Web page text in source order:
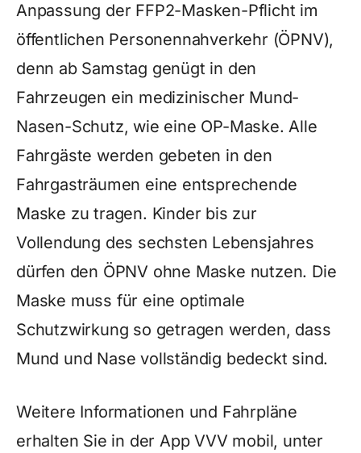
Anpassung der FFP2-Masken-Pflicht im
öffentlichen Personennahverkehr (ÖPNV),
denn ab Samstag genügt in den
Fahrzeugen ein medizinischer Mund-
Nasen-Schutz, wie eine OP-Maske. Alle
Fahrgäste werden gebeten in den
Fahrgasträumen eine entsprechende
Maske zu tragen. Kinder bis zur
Vollendung des sechsten Lebensjahres
dürfen den ÖPNV ohne Maske nutzen. Die
Maske muss für eine optimale
Schutzwirkung so getragen werden, dass
Mund und Nase vollständig bedeckt sind.
Weitere Informationen und Fahrpläne
erhalten Sie in der App VVV mobil, unter